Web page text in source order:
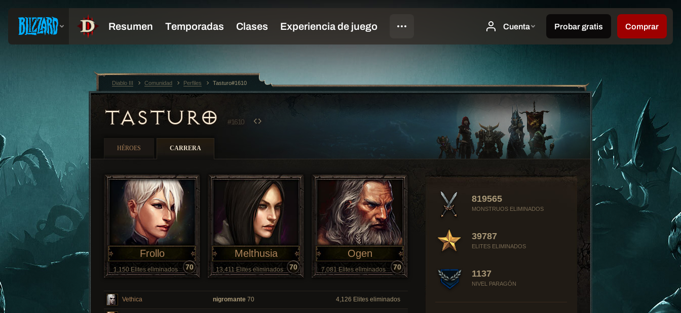
TASTURO #1610
HÉROES CARRERA
819565
MONSTRUOS ELIMINADOS
39787
ELITES ELIMINADOS
1137
NIVEL PARAGÓN
Frollo
1,150 Elites eliminados 70
Melthusia
13,411 Elites eliminados 70
Ogen
7,081 Elites eliminados 70
Vethica nigromante 70 4,126 Elites eliminados
Diablo III Comunidad Perfiles Tasturo#1610